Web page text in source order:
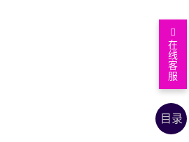
目录
返
回
顶
查
看
上
在
线
客
服